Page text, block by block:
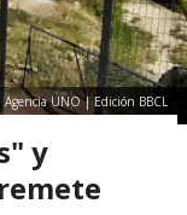
UNO | Edición BBCL
y